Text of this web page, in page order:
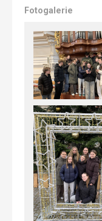
Fotogalerie